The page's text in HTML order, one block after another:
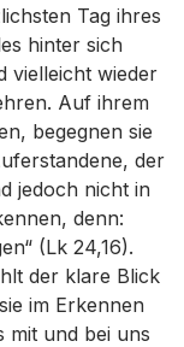
Tag ihres
hinter sich
vielleicht wieder
Auf ihrem
begegnen sie
der
jedoch nicht in
denn:
(Lk 24,16).
der klare Blick
im Erkennen
mit und bei uns